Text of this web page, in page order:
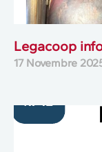
Legacoop
17 Novembre